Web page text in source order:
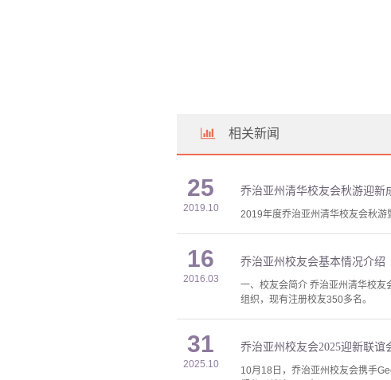
相关新闻
25
2019.10
乔治亚州清华校友会秋游迎新
2019年度乔治亚州清华校友会秋游
16
2016.03
乔治亚州校友会基本情况介绍
一、校友会简介 乔治亚州清华校
组织，现有注册校友350多名。
31
2025.10
乔治亚州校友会2025迎新联谊
10月18日，乔治亚州校友会携手